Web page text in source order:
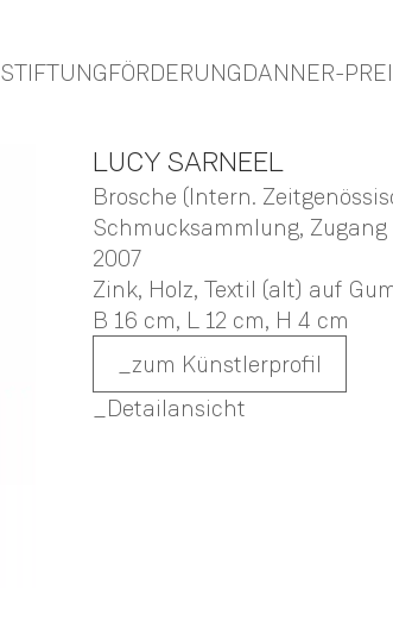
STIFTUNGFÖRDERUNGDANNER-
LUCYSARNEEL
Brosche (Intern.
Schmucksammlung, Zugang
2007
Zink, Holz, Textil (alt) auf
B 16 cm, L 12 cm, H 4 cm
zum Künstlerprofil
Detailansicht